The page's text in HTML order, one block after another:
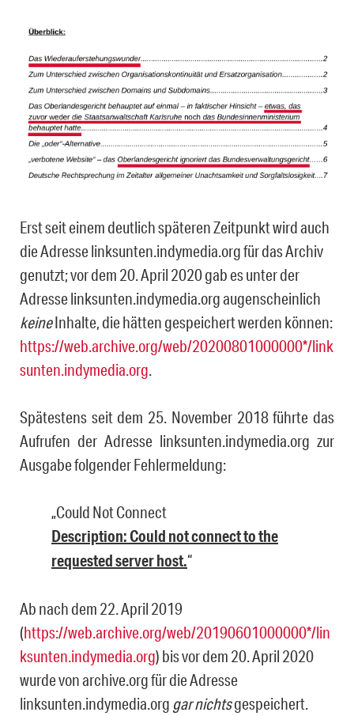
Erst seit einem deutlich späteren Zeitpunkt wird auch
die Adresse linksunten.indyme­dia.org für das Archiv
genutzt; vor dem 20. April 2020 gab es unter der
Adresse linksun­ten.indymedia.org augenscheinlich
keineInhalte, die hätten gespeichert werden können:
https://web.archive.org/web/20200801000000*/link
sunten.indymedia.org.
Spätestens seit dem 25. November 2018 führte das
Aufrufen der Adresse linksunten.in­dymedia.org zur
Ausgabe folgender Fehlermeldung:
„Could Not Connect
Description: Could not connect to the
requested server host.“
Ab nach dem 22. April 2019
(https://web.archive.org/web/20190601000000*/lin
ksunten.indymedia.org) bis vor dem 20. April 2020
wurde von archive.org für die Adresse
linksunten.indymedia.org gar nichtsgespeichert.